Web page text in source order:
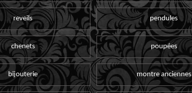
reveils pendules
chenets poupées
bijouterie montre anciennes